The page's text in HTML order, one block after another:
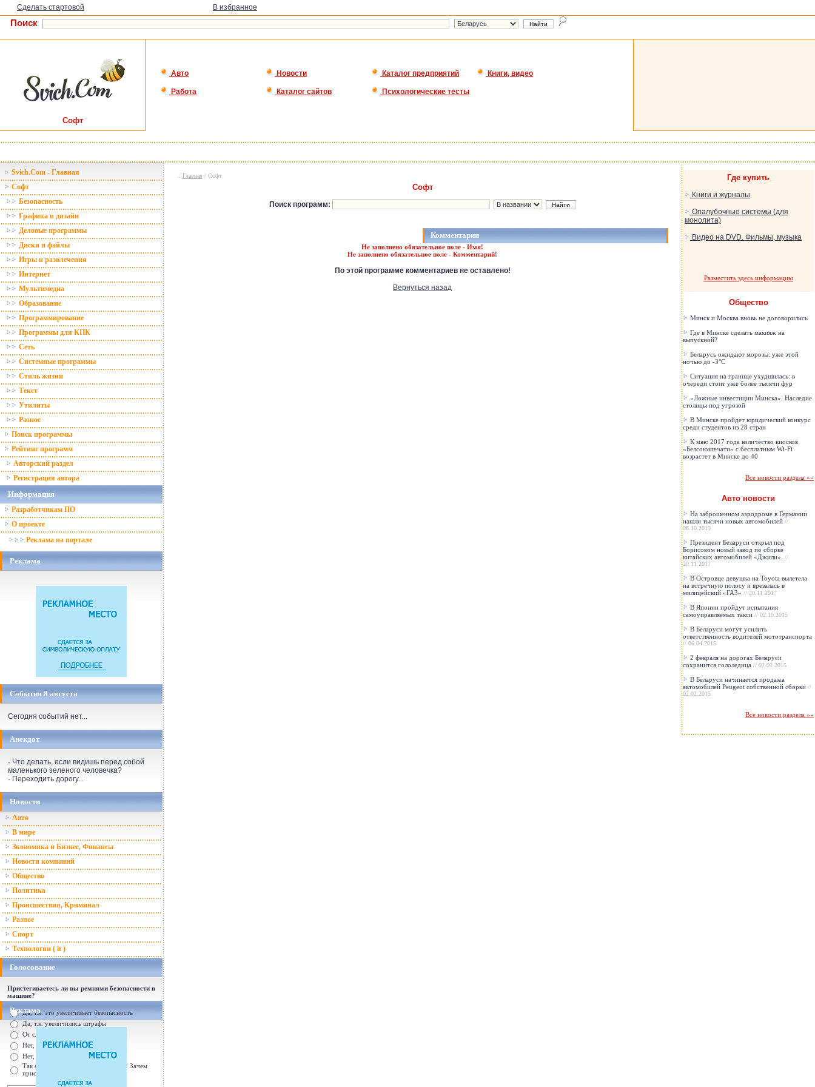
Сделать стартовой В избранное
Поиск
Софт
Авто Новости Каталог предприятий Книги, видео
Работа Каталог сайтов Психологические тесты
Svich.Com - Главная
Софт
Безопасность
Графика и дизайн
Деловые программы
Диски и файлы
Игры и развлечения
Интернет
Мультимедиа
Образование
Программирование
Программы для КПК
Сеть
Системные программы
Стиль жизни
Текст
Утилиты
Разное
Поиск программы
Рейтинг программ
Авторский раздел
Регистрация автора
Информация
Разработчикам ПО
О проекте
Реклама на портале
Реклама
События 8 августа
Сегодня событий нет...
Анекдот
- Что делать, если видишь перед собой
маленького зеленого человечка?
- Переходить дорогу...
Новости
Авто
В мире
Зкономика и Бизнес, Финансы
Новости компаний
Общество
Политика
Происшествия, Криминал
Разное
Спорт
Технологии ( it )
Голосование
Пристегиваетесь ли вы ремнями безопасности в
машине?
Да, т.к. это увеличивает безопасность
Да, т.к. увеличились штрафы
От случая к случаю...
Нет, с ремнем не удобно
Нет, Я уверен в себе
Так есть же подушки безопасности! Зачем
пристегива
Реклама
.: Главная / Софт
Софт
Поиск программ:
Комментарии
Не заполнено обязательное поле - Имя!
Не заполнено обязательное поле - Комментарий!
По этой программе комментариев не оставлено!
Вернуться назад
Где купить
Книги и журналы
Опалубочные системы (для
монолита)
Видео на DVD. Фильмы, музыка
Разместить здесь информацию
Общество
Минск и Москва вновь не договорились
Где в Минске сделать макияж на
выпускной?
Беларусь ожидают морозы: уже этой
ночью до -3°C
Ситуация на границе ухудшилась: в
очереди стоит уже более тысячи фур
«Ложные инвестиции Минска». Наследие
столицы под угрозой
В Минске пройдет юридический конкурс
среди студентов из 28 стран
К маю 2017 года количество киосков
«Белсоюзпечати» с бесплатным Wi-Fi
возрастет в Минске до 40
Все новости раздела »»
Авто новости
На заброшенном аэродроме в Германии
нашли тысячи новых автомобилей //
08.10.2019
Президент Беларуси открыл под
Борисовом новый завод по сборке
китайских автомобилей «Джили». //
20.11.2017
В Островце девушка на Toyota вылетела
на встречную полосу и врезалась в
милицейский «ГАЗ» // 20.11.2017
В Японии пройдут испытания
самоуправляемых такси // 02.10.2015
В Беларуси могут усилить
ответственность водителей мототранспорта
// 06.04.2015
2 февраля на дорогах Беларуси
сохранится гололедица // 02.02.2015
В Беларуси начинается продажа
автомобилей Peugeot собственной сборки //
02.02.2015
Все новости раздела »»